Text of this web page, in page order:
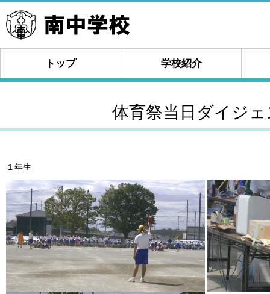
トップ 学校紹介
体育祭当日ダイジ
１年生